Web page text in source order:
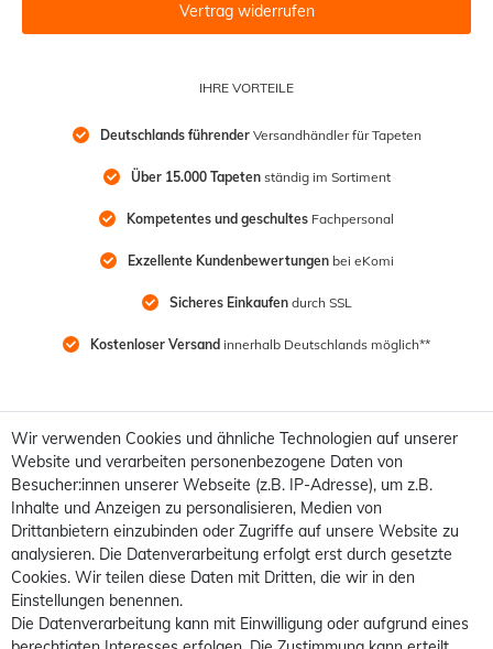
IHRE VORTEILE
Deutschlands führender Versandhändler für Tapeten
Über 15.000 Tapeten ständig im Sortiment
Kompetentes und geschultes Fachpersonal
Exzellente Kundenbewertungen bei eKomi
Sicheres Einkaufen durch SSL
Kostenloser Versand innerhalb Deutschlands möglich**
Vertrag widerrufen
Wir verwenden Cookies und ähnliche Technologien auf unserer
Website und verarbeiten personenbezogene Daten von
Besucher:innen unserer Webseite (z.B. IP-Adresse), um z.B.
Inhalte und Anzeigen zu personalisieren, Medien von
Drittanbietern einzubinden oder Zugriffe auf unsere Website zu
analysieren. Die Datenverarbeitung erfolgt erst durch gesetzte
Cookies. Wir teilen diese Daten mit Dritten, die wir in den
Einstellungen benennen.
Die Datenverarbeitung kann mit Einwilligung oder aufgrund eines